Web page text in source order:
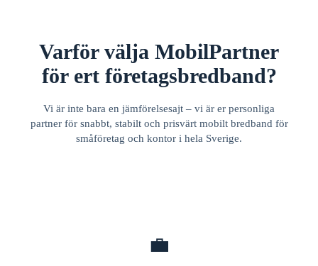
Varför välja MobilPartner
för ert företagsbredband?
Vi är inte bara en jämförelsesajt – vi är er personliga
partner för snabbt, stabilt och prisvärt mobilt bredband för
småföretag och kontor i hela Sverige.
💼